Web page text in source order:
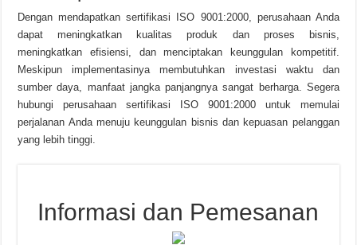
Dengan mendapatkan sertifikasi ISO 9001:2000, perusahaan Anda
dapat meningkatkan kualitas produk dan proses bisnis,
meningkatkan efisiensi, dan menciptakan keunggulan kompetitif.
Meskipun implementasinya membutuhkan investasi waktu dan
sumber daya, manfaat jangka panjangnya sangat berharga. Segera
hubungi perusahaan sertifikasi ISO 9001:2000 untuk memulai
perjalanan Anda menuju keunggulan bisnis dan kepuasan pelanggan
yang lebih tinggi.
Informasi dan Pemesanan